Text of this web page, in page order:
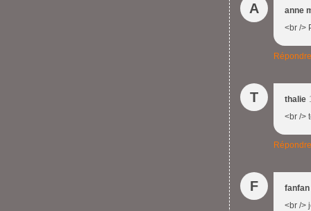
A
anne
<br />
Répondre
T thalie
<br />
Répondre
F
fanfan
<br />